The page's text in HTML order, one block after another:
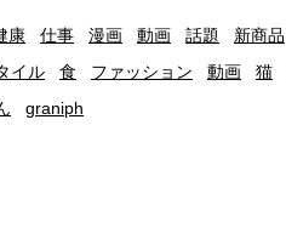
康 仕事 漫画 動画 話題 新商品
イル 食 ファッション 動画 猫
graniph